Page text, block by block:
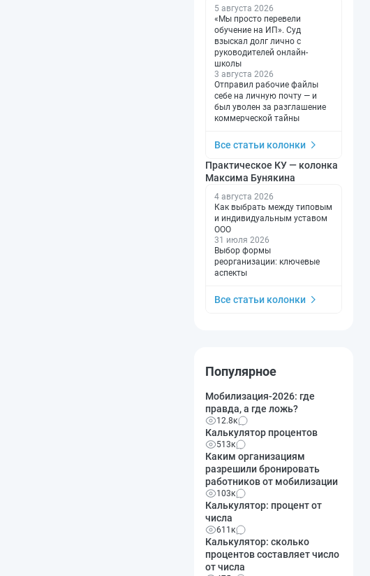
5 августа 2026
«Мы просто перевели
обучение на ИП». Суд
взыскал долг лично с
руководителей онлайн-
школы
3 августа 2026
Отправил рабочие файлы
себе на личную почту — и
был уволен за разглашение
коммерческой тайны
Все статьи колонки
Практическое КУ — колонка
Максима Бунякина
4 августа 2026
Как выбрать между типовым
и индивидуальным уставом
ООО
31 июля 2026
Выбор формы
реорганизации: ключевые
аспекты
Все статьи колонки
Популярное
Мобилизация-2026: где
правда, а где ложь?
12.8к
Калькулятор процентов
513к
Каким организациям
разрешили бронировать
работников от мобилизации
103к
Калькулятор: процент от
числа
611к
Калькулятор: сколько
процентов составляет число
от числа